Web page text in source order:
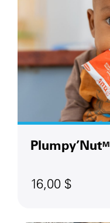
Plumpy’Nut
16,00 $